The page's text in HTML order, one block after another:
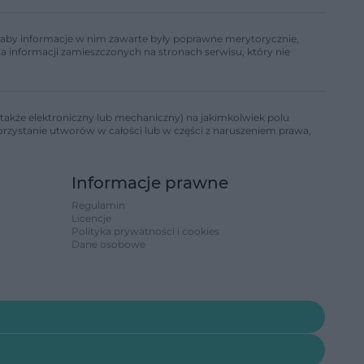
informacje w nim zawarte były poprawne merytorycznie,
informacji zamieszczonych na stronach serwisu, który nie
elektroniczny lub mechaniczny) na jakimkolwiek polu
utworów w całości lub w części z naruszeniem prawa,
Informacje prawne
Regulamin
Licencje
Polityka prywatności i cookies
Dane osobowe